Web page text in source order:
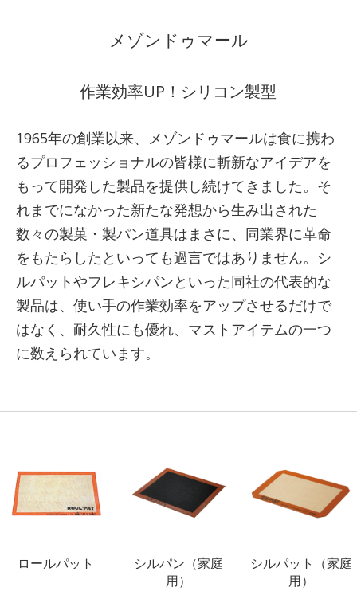
メゾンドゥマール
作業効率UP！シリコン製型
1965年の創業以来、メゾンドゥマールは食に携わ
るプロフェッショナルの皆様に斬新なアイデアを
もって開発した製品を提供し続けてきました。そ
れまでになかった新たな発想から生み出された
数々の製菓・製パン道具はまさに、同業界に革命
をもたらしたといっても過言ではありません。シ
ルパットやフレキシパンといった同社の代表的な
製品は、使い手の作業効率をアップさせるだけで
はなく、耐久性にも優れ、マストアイテムの一つ
に数えられています。
ロールパット
シルパン（家庭
用）
シルパット（家庭
用）